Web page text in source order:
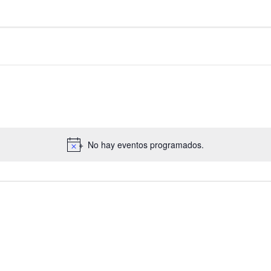
No hay eventos programados.